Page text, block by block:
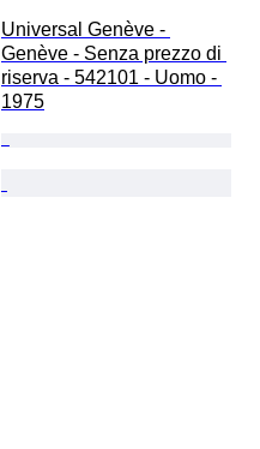
Universal Genève -
Genève - Senza prezzo di
riserva - 542101 - Uomo -
1975